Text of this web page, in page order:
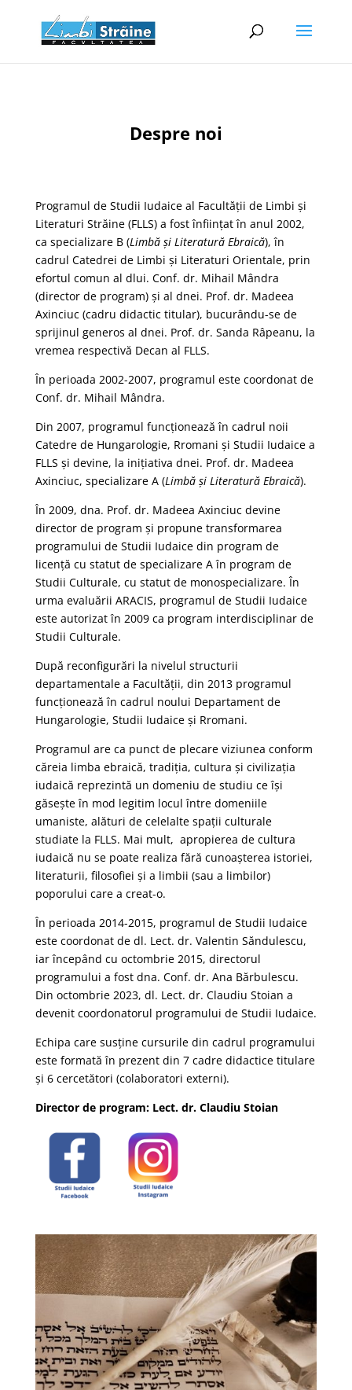
Despre noi
​Programul de Studii Iudaice al Facultăţii de Limbi şi
Literaturi Străine (FLLS) a fost înfiinţat în anul 2002,
ca specializare B (Limbă și Literatură Ebraică), în
cadrul Catedrei de Limbi şi Literaturi Orientale, prin
efortul comun al dlui. Conf. dr. Mihail Mândra
(director de program) și al dnei. Prof. dr. Madeea
Axinciuc (cadru didactic titular), bucurându-se de
sprijinul generos al dnei. Prof. dr. Sanda Râpeanu, la
vremea respectivă Decan al FLLS.
În perioada 2002-2007, programul este coordonat de
Conf. dr. Mihail Mândra.
Din 2007, programul funcționează în cadrul noii
Catedre de Hungarologie, Rromani şi Studii Iudaice a
FLLS și devine, la inițiativa dnei. Prof. dr. Madeea
Axinciuc, specializare A (Limbă și Literatură Ebraică).
În 2009, dna. Prof. dr. Madeea Axinciuc devine
director de program și propune transformarea
programului de Studii Iudaice din program de
licență cu statut de specializare A în program de
Studii Culturale, cu statut de monospecializare. În
urma evaluării ARACIS, programul de Studii Iudaice
este autorizat în 2009 ca program interdisciplinar de
Studii Culturale.
După reconfigurări la nivelul structurii
departamentale a Facultății, din 2013 programul
funcţionează în cadrul noului Departament de
Hungarologie, Studii Iudaice şi Rromani.
Programul are ca punct de plecare viziunea conform
căreia limba ebraică, tradiţia, cultura şi civilizaţia
iudaică reprezintă un domeniu de studiu ce îşi
găseşte în mod legitim locul între domeniile
umaniste, alături de celelalte spaţii culturale
studiate la FLLS. Mai mult, apropierea de cultura
iudaică nu se poate realiza fără cunoaşterea istoriei,
literaturii, filosofiei şi a limbii (sau a limbilor)
poporului care a creat-o.
În perioada 2014-2015, programul de Studii Iudaice
este coordonat de dl. Lect. dr. Valentin Săndulescu,
iar începând cu octombrie 2015, directorul
programului a fost dna. Conf. dr. Ana Bărbulescu.
Din octombrie 2023, dl. Lect. dr. Claudiu Stoian a
devenit coordonatorul programului de Studii Iudaice.
Echipa care susține cursurile din cadrul programului
este formată în prezent din 7 cadre didactice titulare
și 6 cercetători (colaboratori externi).
Director de program: Lect. dr. Claudiu Stoian